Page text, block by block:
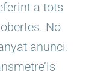
a tots
No
anunci.